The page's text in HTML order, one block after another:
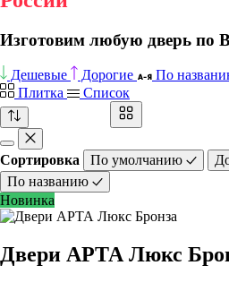
Изготовим любую дверь по
Дешевые Дорогие По
Плитка
Список
Сортировка По умолчанию
По названию
Новинка
Двери АРТА Люкс